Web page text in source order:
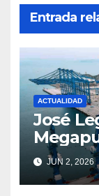
Entrada
ACTUALIDAD
José
el
global
JUN 2, 2026